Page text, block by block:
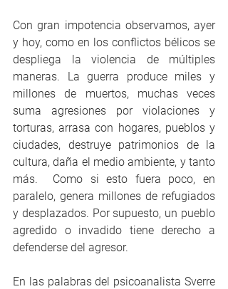
Con gran impotencia observamos, ayer
y hoy, como en los conflictos bélicos se
despliega la violencia de múltiples
maneras. La guerra produce miles y
millones de muertos, muchas veces
suma agresiones por violaciones y
torturas, arrasa con hogares, pueblos y
ciudades, destruye patrimonios de la
cultura, daña el medio ambiente, y tanto
más.  Como si esto fuera poco, en
paralelo, genera millones de refugiados
y desplazados. Por supuesto, un pueblo
agredido o invadido tiene derecho a
defenderse del agresor.
En las palabras del psicoanalista Sverre